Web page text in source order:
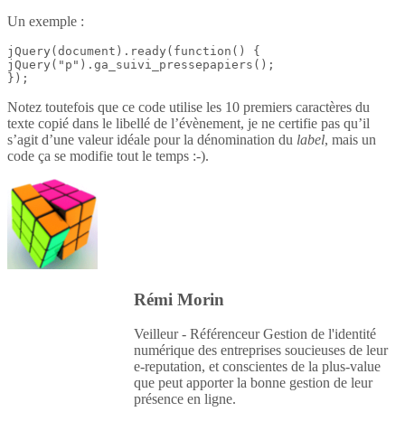
Un exemple :
jQuery(document).ready(function() {
jQuery("p").ga_suivi_pressepapiers();
});
Notez toutefois que ce code utilise les 10 premiers caractères du
texte copié dans le libellé de l’évènement, je ne certifie pas qu’il
s’agit d’une valeur idéale pour la dénomination du label, mais un
code ça se modifie tout le temps :-).
Rémi Morin
Veilleur - Référenceur Gestion de l'identité
numérique des entreprises soucieuses de leur
e-reputation, et conscientes de la plus-value
que peut apporter la bonne gestion de leur
présence en ligne.